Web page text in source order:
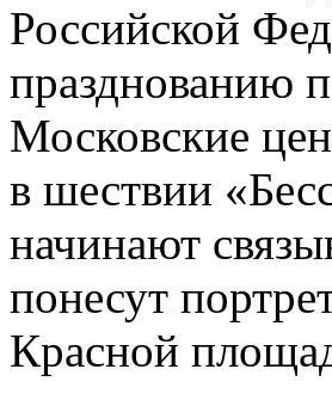
Российской
празднованию
Московские
в шествии
начинают
понесут
Красной